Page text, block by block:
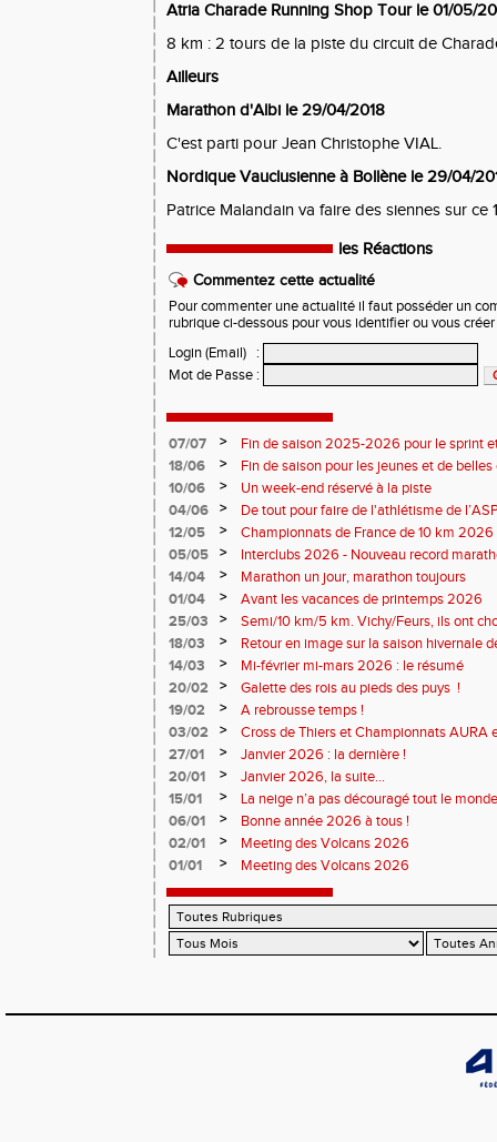
Atria Charade Running Shop Tour le 01/05/
8 km : 2 tours de la piste du circuit de
Ailleurs
Marathon d'Albi le 29/04/2018
C'est parti pour Jean Christophe VIAL.
Nordique Vauclusienne à Bollène le 29/04/
Patrice Malandain va faire des siennes sur ce
les Réactions
Commentez cette actualité
Pour commenter une actualité il faut posséder un
rubrique ci-dessous pour vous identifier ou vous
Login (Email)
:
Mot de Passe :
07/07 >
Fin de saison 2025-2026 pour le sprint
18/06
>
Fin de saison pour les jeunes et de
10/06
>
Un week-end réservé à la piste
04/06
>
De tout pour faire de l'athlétisme de
monde souriant
12/05 >
Championnats de France de 10 km
Soirées piste
05/05 >
Interclubs 2026 - Nouveau record
résultats
14/04 >
Marathon un jour, marathon toujours
01/04
>
Avant les vacances de printemps 2026
25/03
>
Semi/10 km/5 km. Vichy/Feurs, ils ont
18/03
>
Retour en image sur la saison hivernale
14/03
>
Mi-février mi-mars 2026 : le résumé
20/02
>
Galette des rois au pieds des puys !
19/02
>
A rebrousse temps !
03/02
>
Cross de Thiers et Championnats AURA
27/01
>
Janvier 2026 : la dernière !
20/01
>
Janvier 2026, la suite...
15/01
>
La neige n’a pas découragé tout le
06/01
>
Bonne année 2026 à tous !
02/01
>
Meeting des Volcans 2026
01/01
> Meeting des Volcans 2026